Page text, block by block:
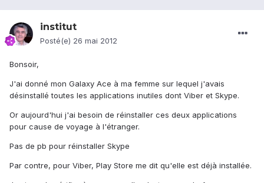
institut
Posté(e) 26 mai 2012
Bonsoir,
J'ai donné mon Galaxy Ace à ma femme sur lequel j'avais
désinstallé toutes les applications inutiles dont Viber et Skype.
Or aujourd'hui j'ai besoin de réinstaller ces deux applications
pour cause de voyage à l'étranger.
Pas de pb pour réinstaller Skype
Par contre, pour Viber, Play Store me dit qu'elle est déjà installée.